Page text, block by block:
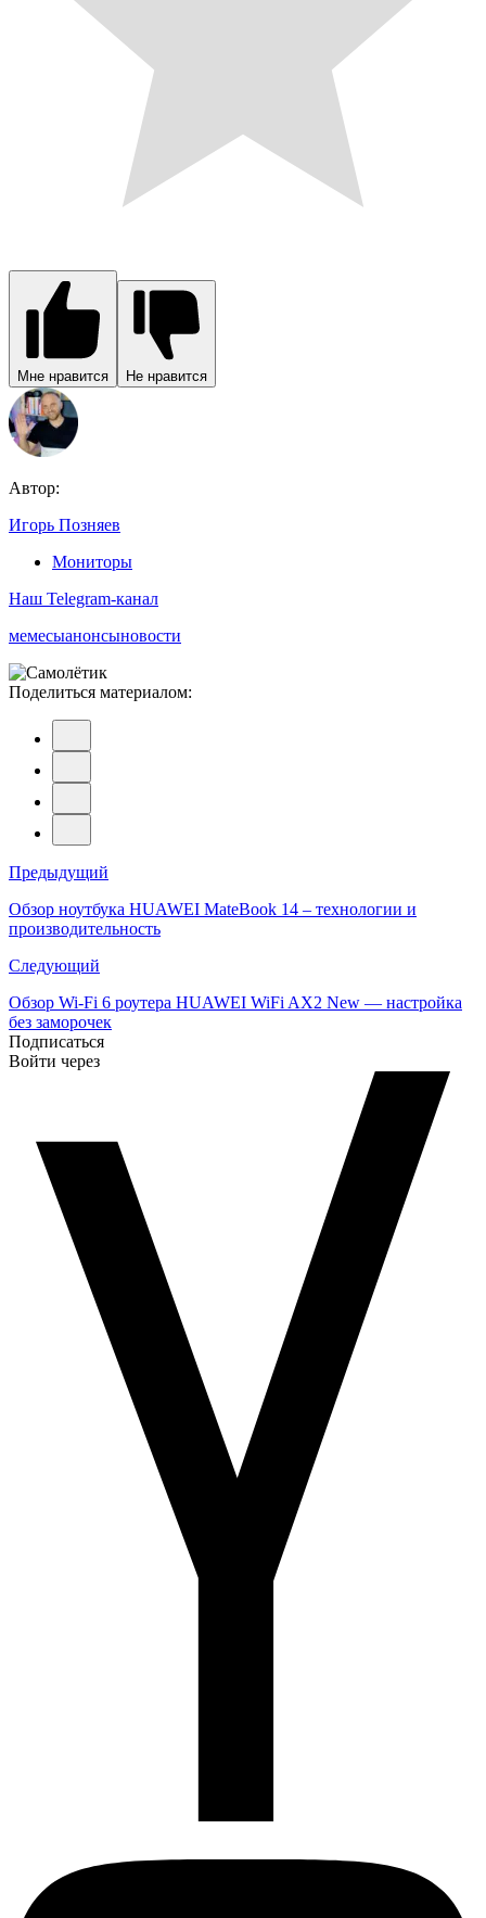
Мне нравится Не нравится
Автор:
Игорь Позняев
Мониторы
Наш Telegram-канал
мемесыанонсыновости
Поделиться материалом:
Навигация
по
записям
Предыдущий
Обзор ноутбука HUAWEI MateBook 14 – технологии и
производительность
Следующий
Обзор Wi-Fi 6 роутера HUAWEI WiFi AX2 New — настройка
без заморочек
Подписаться
Войти через